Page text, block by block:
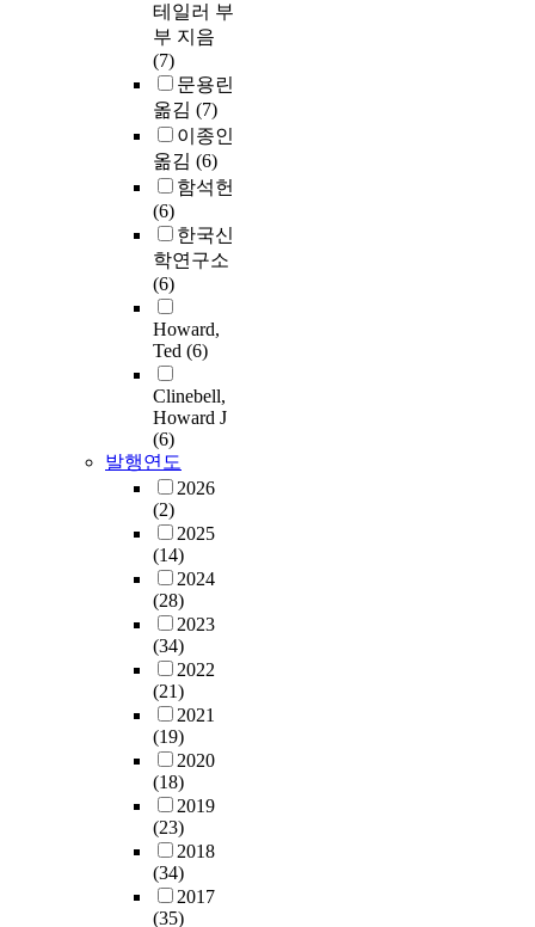
테일러 부
부 지음
(7)
문용린
옮김 (7)
이종인
옮김 (6)
함석헌
(6)
한국신
학연구소
(6)
Howard,
Ted (6)
Clinebell,
Howard J
(6)
발행연도
2026
(2)
2025
(14)
2024
(28)
2023
(34)
2022
(21)
2021
(19)
2020
(18)
2019
(23)
2018
(34)
2017
(35)